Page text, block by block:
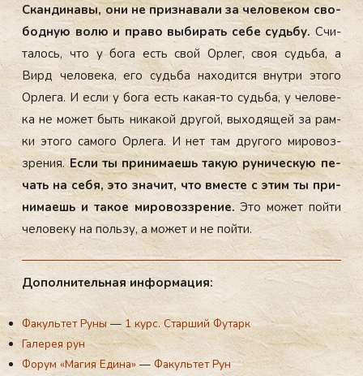
Скан­ди­навы, они не приз­на­вали за че­лове­ком сво­
бод­ную во­лю и пра­во вы­бирать се­бе судь­бу.Счи­
талось, что у бо­га есть свой Ор­лег, своя судь­ба, а
Вирд че­лове­ка, его судь­ба на­ходит­ся внут­ри это­го
Ор­ле­га. И ес­ли у бо­га есть ка­кая-то судь­ба, у че­лове­
ка не мо­жет быть ни­какой дру­гой, вы­ходя­щей за рам­
ки это­го са­мого Ор­ле­га. И нет там дру­гого ми­ровоз­
зре­ния.Ес­ли ты при­нима­ешь та­кую ру­ничес­кую пе­
чать на се­бя, это зна­чит, что вмес­те с этим ты при­
нима­ешь и та­кое ми­ровоз­зре­ние.Это мо­жет пой­ти
че­лове­ку на поль­зу, а мо­жет и не пой­ти.
До­пол­ни­тель­ная ин­форма­ция:
Факультет Руны—1 курс. Старший Футарк
Галерея рун
Форум «Магия Едина»—Факультет Рун